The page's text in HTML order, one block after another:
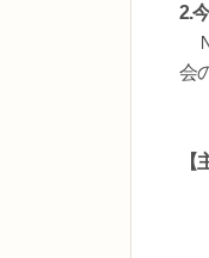
2.
会
【